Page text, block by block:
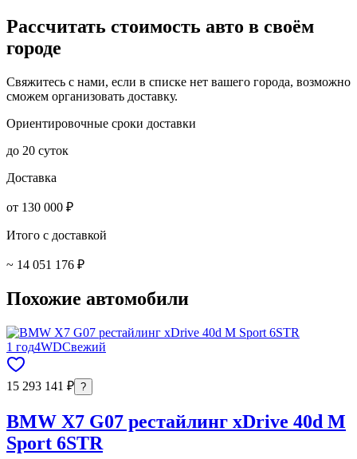
Рассчитать стоимость авто в своём
городе
Свяжитесь с нами, если в списке нет вашего города, возможно
сможем организовать доставку.
Ориентировочные сроки доставки
до 20 суток
Доставка
от 130 000 ₽
Итого с доставкой
~ 14 051 176 ₽
Похожие автомобили
1 год4WDСвежий
15 293 141 ₽ ?
BMW X7 G07 рестайлинг xDrive 40d M
Sport 6STR